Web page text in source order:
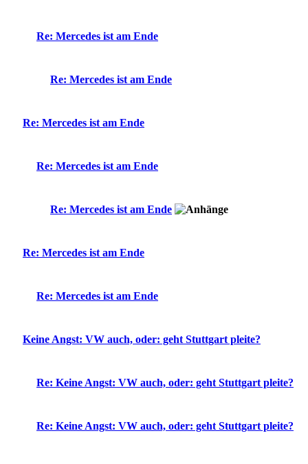
Re: Mercedes ist am Ende
Re: Mercedes ist am Ende
Re: Mercedes ist am Ende
Re: Mercedes ist am Ende
Re: Mercedes ist am Ende
Re: Mercedes ist am Ende
Re: Mercedes ist am Ende
Keine Angst: VW auch, oder: geht Stuttgart pleite?
Re: Keine Angst: VW auch, oder: geht Stuttgart pleite?
Re: Keine Angst: VW auch, oder: geht Stuttgart pleite?